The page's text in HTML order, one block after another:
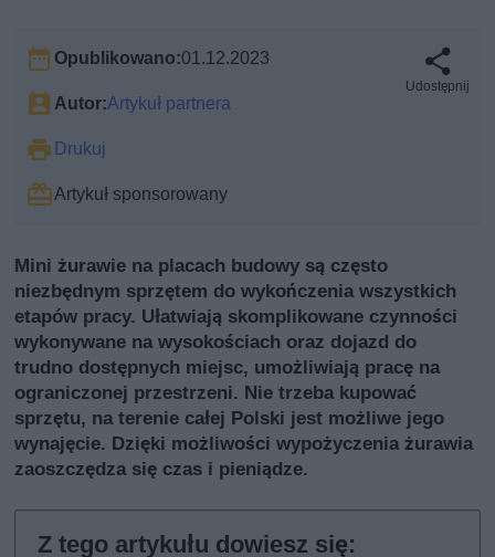
Opublikowano:01.12.2023
Autor:Artykuł partnera
Drukuj
Artykuł sponsorowany
Udostępnij
Mini żurawie na placach budowy są często
niezbędnym sprzętem do wykończenia wszystkich
etapów pracy. Ułatwiają skomplikowane czynności
wykonywane na wysokościach oraz dojazd do
trudno dostępnych miejsc, umożliwiają pracę na
ograniczonej przestrzeni. Nie trzeba kupować
sprzętu, na terenie całej Polski jest możliwe jego
wynajęcie. Dzięki możliwości wypożyczenia żurawia
zaoszczędza się czas i pieniądze.